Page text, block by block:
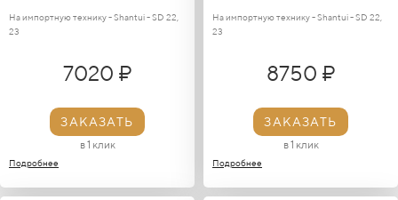
На импортную технику - Shantui - SD 22,
23
7020 ₽
ЗАКАЗАТЬ
в 1 клик
Подробнее
На импортную технику - Shantui - SD 22,
23
8750 ₽
ЗАКАЗАТЬ
в 1 клик
Подробнее